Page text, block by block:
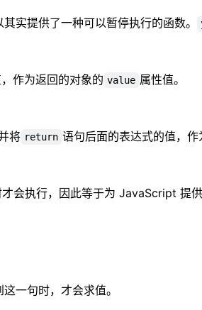
实提供了一种可以暂停执行的函数。
作为返回的对象的 value 属性值。
将 return 语句后面的表达式的值，
会执行，因此等于为 JavaScript 提
一句时，才会求值。